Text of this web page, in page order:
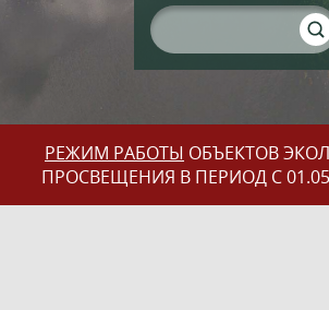
РЕЖИМ РАБОТЫ ОБЪЕКТОВ
ПРОСВЕЩЕНИЯ В ПЕРИОД С